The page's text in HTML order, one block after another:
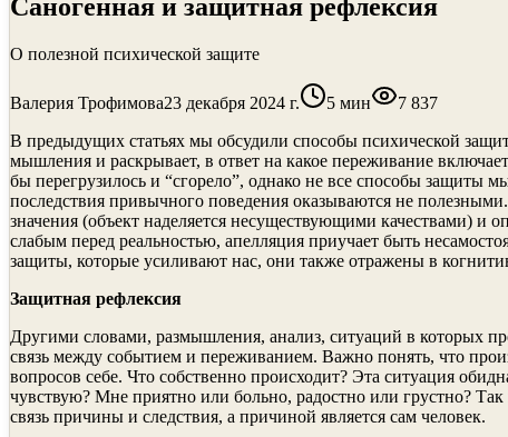
Саногенная и защитная рефлексия
О полезной психической защите
Валерия Трофимова23 декабря 2024 г. 5 мин
7 837
В предыдущих статьях мы обсудили способы психической
мышления и раскрывает, в ответ на какое переживание
бы перегрузилось и “сгорело”, однако не все способы защиты
последствия привычного поведения оказываются не
значения (объект наделяется несуществующими качествами) и
слабым перед реальностью, апелляция приучает быть
защиты, которые усиливают нас, они также отражены в
Защитная рефлексия
Другими словами, размышления, анализ, ситуаций в которых
связь между событием и переживанием. Важно понять, что
вопросов себе. Что собственно происходит? Эта ситуация
чувствую? Мне приятно или больно, радостно или грустно?
связь причины и следствия, а причиной является сам человек.